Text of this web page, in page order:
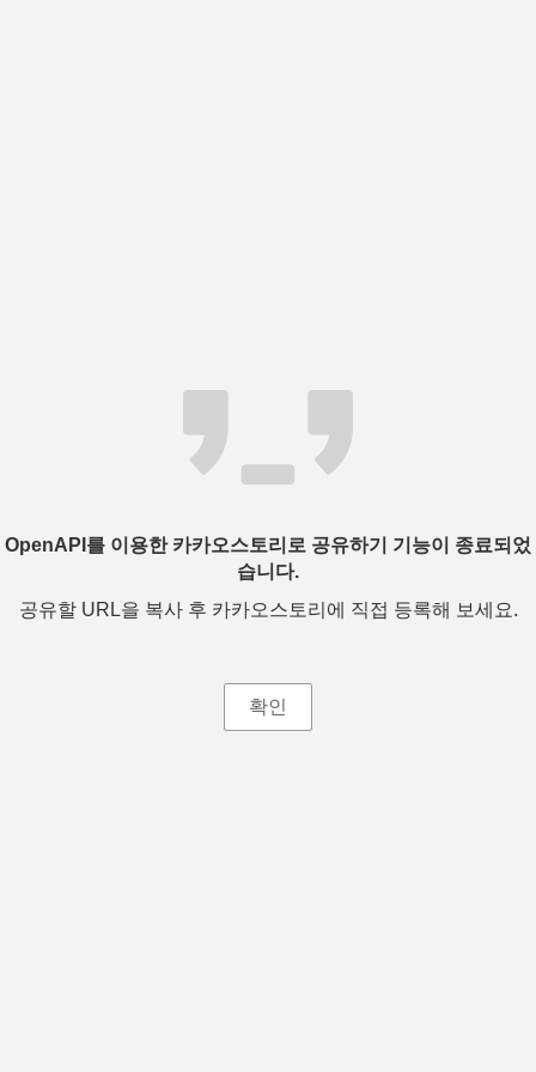
OpenAPI를 이용한 카카오스토리로 공유하기 기능이 종료되었
습니다.
공유할 URL을 복사 후 카카오스토리에 직접 등록해 보세요.
확인